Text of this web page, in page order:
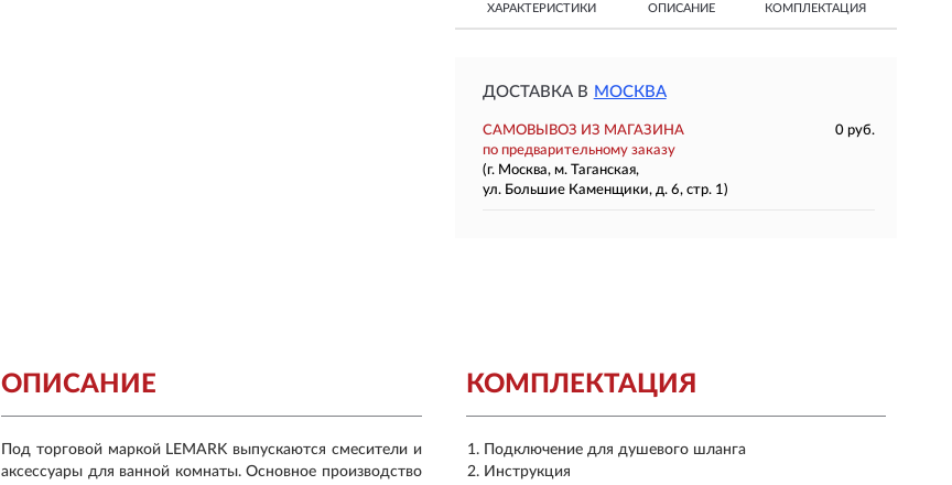
ХАРАКТЕРИСТИКИ ОПИСАНИЕ КОМПЛЕКТАЦИЯ
ДОСТАВКА В МОСКВА
САМОВЫВОЗ ИЗ МАГАЗИНА
0 руб.
по предварительному заказу
(г. Москва, м. Таганская,
ул. Большие Каменщики, д. 6, стр. 1)
КОМПЛЕКТАЦИЯ
Подключение для душевого шланга
Инструкция
ОПИСАНИЕ
Под торговой маркой LEMARK выпускаются смесители и
аксессуары для ванной комнаты. Основное производство